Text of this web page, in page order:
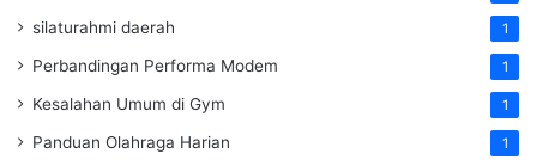
silaturahmi daerah 1
Perbandingan Performa Modem 1
Kesalahan Umum di Gym 1
Panduan Olahraga Harian 1